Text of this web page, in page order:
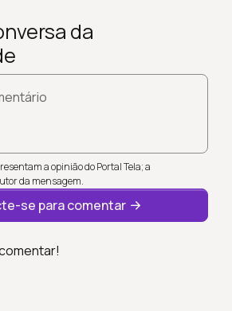
da
a opinião do Portal Tela; a
da mensagem.
se para comentar